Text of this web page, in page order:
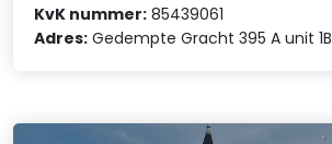
KvK nummer: 85439061
Adres: Gedempte Gracht 395 A unit 1B